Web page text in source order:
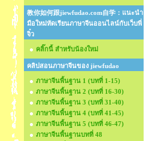
教你如何跟jiewfudao.com自学：แนะนำ
มือใหม่หัดเรียนภาษาจีนออนไลน์กับเว็บพี่
จิ๋ว
คลิ๊กนี้ สำหรับน้องใหม่
คลิปสอนภาษาจีนของ jiewfudao
ภาษาจีนพื้นฐาน 1 (บทที่ 1-15)
ภาษาจีนพื้นฐาน 2 (บทที่ 16-30)
ภาษาจีนพื้นฐาน 3 (บทที่ 31-40)
ภาษาจีนพื้นฐาน 4 (บทที่ 41-45)
ภาษาจีนพื้นฐาน 5 (บทที่ 46-47)
ภาษาจีนพื้นฐานบทที่ 48